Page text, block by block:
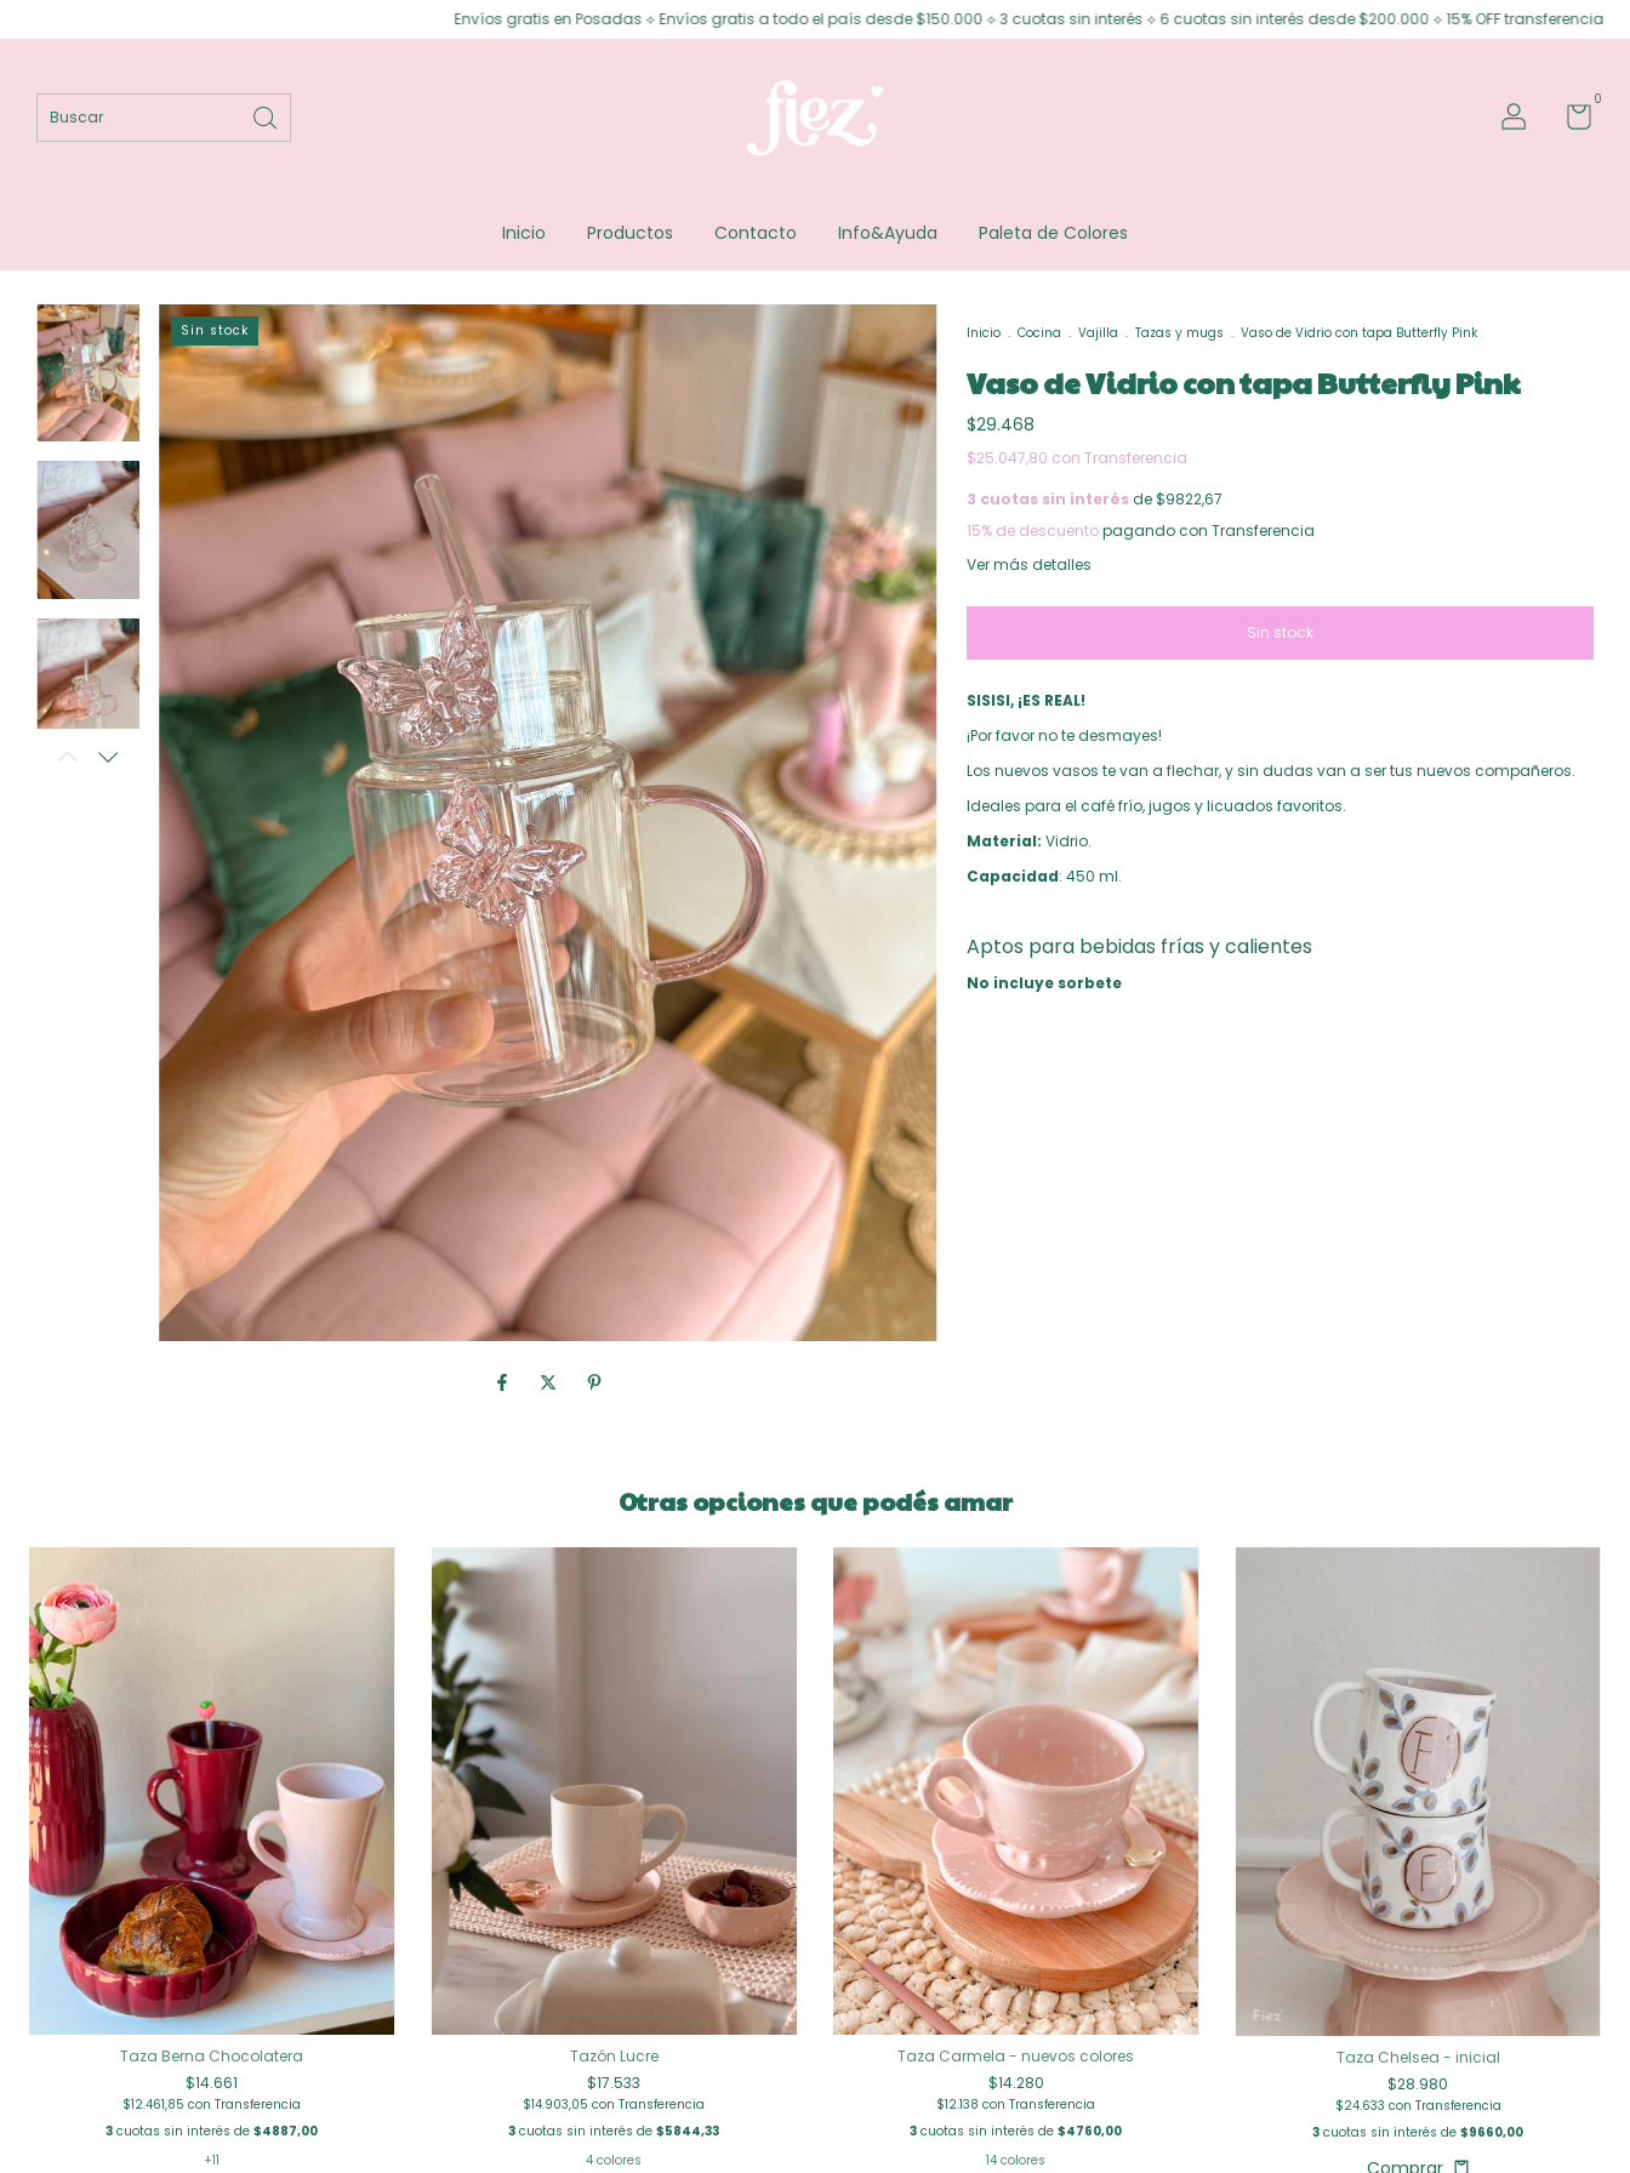
Envíos gratis en Posadas ⟡ Envíos gratis a todo el país desde $150.000 ⟡ 3 cuotas sin interés ⟡ 6 cuotas sin interés desde $200.000 ⟡ 15% OFF transferencia Envíos gratis en
0
Inicio Productos Contacto Info&Ayuda Paleta de Colores
Sin stock Inicio . Cocina . Vajilla . Tazas y mugs . Vaso de Vidrio con tapa Butterfly Pink
Vaso de Vidrio con tapa Butterfly Pink
$29.468
$25.047,80 con Transferencia
3 cuotas sin interésde $9822,67
15% de descuentopagando con Transferencia
Ver más detalles
SISISI, ¡ES REAL!
¡Por favor no te desmayes!
Los nuevos vasos te van a flechar, y sin dudas van a ser tus nuevos compañeros.
Ideales para el café frío, jugos y licuados favoritos.
Material: Vidrio.
Capacidad: 450 ml.
Aptos para bebidas frías y calientes
No incluye sorbete
Otras opciones que podés amar
Taza Berna Chocolatera
$14.661
$12.461,85con Transferencia
3 cuotas sin interés de$4887,00
+11
Tazón Lucre
$17.533
$14.903,05con Transferencia
3 cuotas sin interés de$5844,33
4 colores
Taza Carmela - nuevos colores
$14.280
$12.138con Transferencia
3 cuotas sin interés de$4760,00
14 colores
Taza Chelsea - inicial
$28.980
$24.633 con Transferencia
3 cuotas sin interés de$9660,00
Comprar